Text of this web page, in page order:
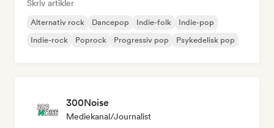
Skriv artikler
Alternativ rock Dancepop Indie-folk
Indie-pop
Indie-rock
Poprock Progressiv pop Psykedelisk pop
300Noise
Mediekanal/journalist